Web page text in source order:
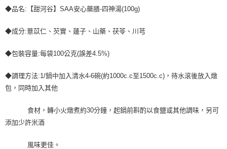
◆品名:【甜河谷】SAA安心藥膳-四神湯(100g)
◆成分:薏苡仁、芡實、蓮子、山藥、茯苓、川芎
◆包裝容量:每袋100公克(誤差4.5%)
◆調理方法:1/鍋中加入清水4-6碗(約1000c.c至1500c.c)，待水滾後放入燉
包，同時加入其他
食材，轉小火燉煮約30分鐘，起鍋前斟酌以食鹽或其他調味，另可
添加少許米酒
風味更佳。